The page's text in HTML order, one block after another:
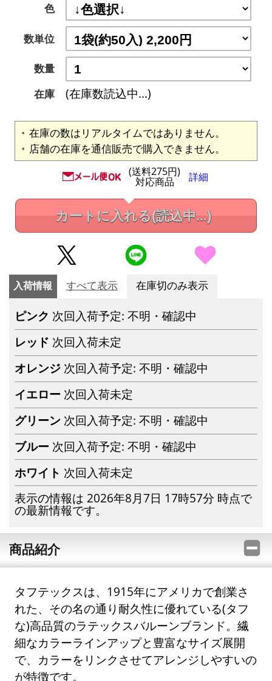
色
数単位
数量
在庫
(在庫数読込中...)
在庫の数はリアルタイムではありません。
店舗の在庫を通信販売で購入できません。
(送料275円)
対応商品 詳細
カートに入れる(読込中...)
入荷情報 すべて表示 在庫切のみ表示
ピンク 次回入荷予定: 不明・確認中
レッド 次回入荷未定
オレンジ 次回入荷予定: 不明・確認中
イエロー 次回入荷未定
グリーン 次回入荷予定: 不明・確認中
ブルー 次回入荷予定: 不明・確認中
ホワイト 次回入荷未定
表示の情報は 2026年8月7日 17時57分 時点で
の最新情報です。
商品紹介
タフテックスは、1915年にアメリカで創業さ
れた、その名の通り耐久性に優れている(タフ
な)高品質のラテックスバルーンブランド。繊
細なカラーラインアップと豊富なサイズ展開
で、カラーをリンクさせてアレンジしやすいの
が特徴です。